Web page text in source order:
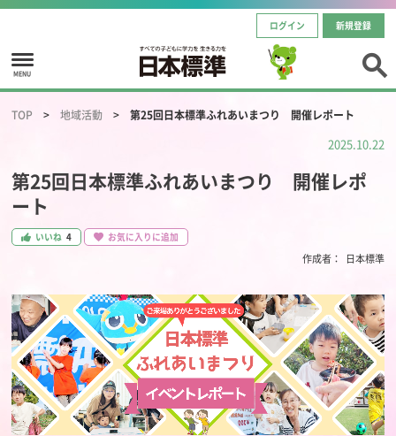
ログイン 新規登録
MENU
TOP 地域活動 第25回日本標準ふれあいまつり 開催レポート
第25回日本標準ふれあいまつり 開催レポ
ート
2025.10.22
いいね 4 お気に入りに追加
作成者： 日本標準